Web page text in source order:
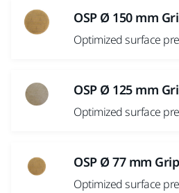
OSP Ø 150 mm
Optimized surface
OSP Ø 125 mm
Optimized surface
OSP Ø 77 mm Grip
Optimized surface